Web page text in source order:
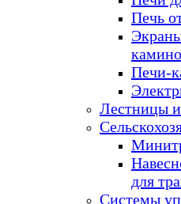
Печь
Печи-
Лестницы
для
Системы